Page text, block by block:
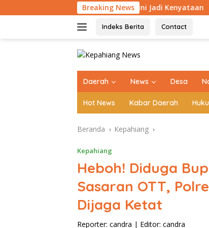
ke
Breaking News
540 Warga Kini Jadi Kenyataan Kodim
Indeks Berita Contact
Daerah News Desa
Hot News Kabar Daerah
Beranda Kepahiang
Kepahiang
Heboh! Diduga
Sasaran OTT,
Dijaga Ketat
Reporter: candra | Editor: candra